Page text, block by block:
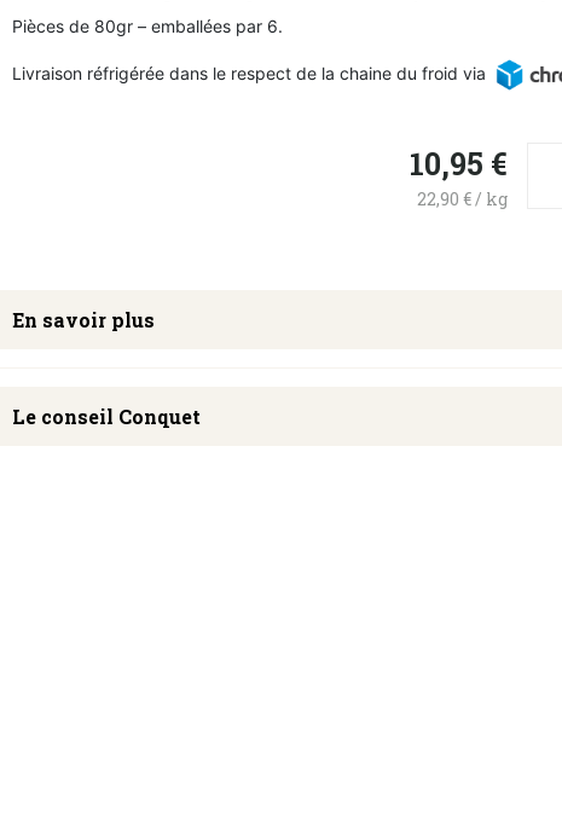
Pièces de 80gr – emballées par 6.
Livraison réfrigérée dans le respect de la chaine du froid via
10,95 €
22,90 € / kg
En savoir plus
Le conseil Conquet